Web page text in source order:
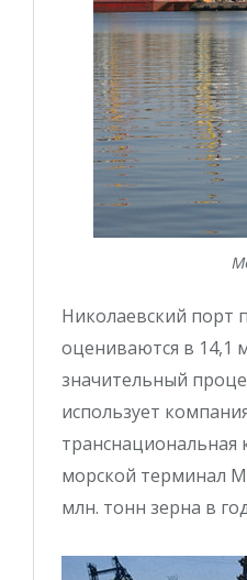
Николаевский порт
оцениваются в 14,1
значительный
использует
транснациональная
морской терминал
млн. тонн зерна в